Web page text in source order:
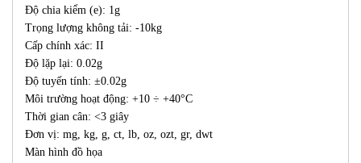
Độ chia kiểm (e): 1g
Trọng lượng không tải: -10kg
Cấp chính xác: II
Độ lặp lại: 0.02g
Độ tuyến tính: ±0.02g
Môi trường hoạt động: +10 ÷ +40°C
Thời gian cân: <3 giây
Đơn vị: mg, kg, g, ct, lb, oz, ozt, gr, dwt
Màn hình đồ họa